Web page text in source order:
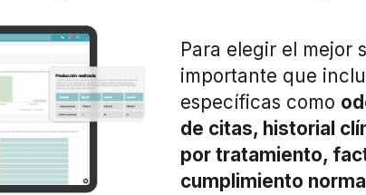
Para elegir el mejor
importante que
específicas como
de citas, historial
por tratamiento,
cumplimiento